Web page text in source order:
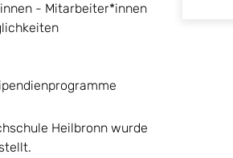
- Mitarbeiter*innen
Heilbronn wurde